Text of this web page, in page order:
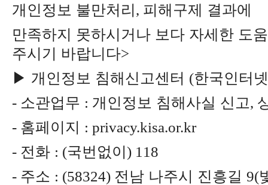
개인정보 불만처리, 피해구제 결과에
만족하지 못하시거나 보다 자세한 도
주시기 바랍니다>
▶ 개인정보 침해신고센터 (한국인터
- 소관업무 : 개인정보 침해사실 신고,
- 홈페이지 : privacy.kisa.or.kr
- 전화 : (국번없이) 118
- 주소 : (58324) 전남 나주시 진흥길 9(